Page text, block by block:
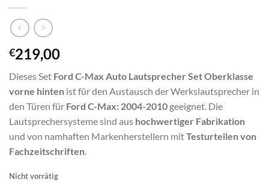
€219,00
Dieses Set Ford C-Max Auto Lautsprecher Set Oberklasse
vorne hinten ist für den Austausch der Werkslautsprecher in
den Türen für Ford C-Max: 2004-2010 geeignet. Die
Lautsprechersysteme sind aus hochwertiger Fabrikation
und von namhaften Markenherstellern mitTesturteilen von
Fachzeitschriften.
Nicht vorrätig